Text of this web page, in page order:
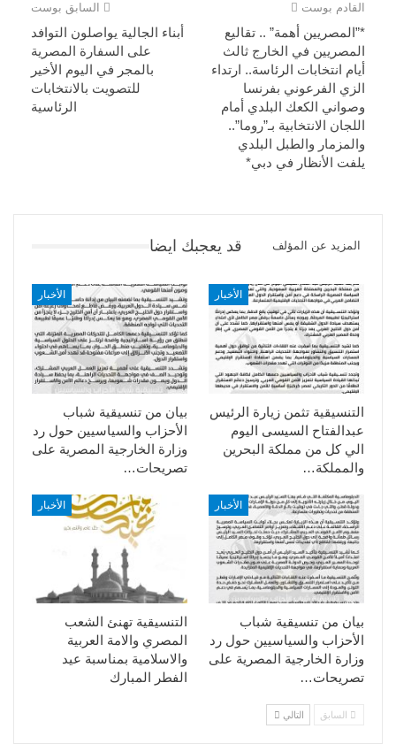
السابق بوست
أبناء الجالية يواصلون التوافد
على السفارة المصرية
بالمجر في اليوم الأخير
للتصويت بالانتخابات
الرئاسية
القادم بوست
*”المصريين أهمة” .. تقاليع
المصريين في الخارج ثالث
أيام انتخابات الرئاسة.. ارتداء
الزي الفرعوني بفرنسا
وصواني الكعك البلدي أمام
اللجان الانتخابية بـ”روما”..
والمزمار والطبل البلدي
يلفت الأنظار في دبي*
قد يعجبك ايضا المزيد عن المؤلف
الأخبار
بيان من تنسيقية شباب
الأحزاب والسياسيين حول رد
وزارة الخارجية المصرية على
تصريحات…
الأخبار
التنسيقية تثمن زيارة الرئيس
عبدالفتاح السيسى اليوم
الي كل من مملكة البحرين
والمملكة…
الأخبار
التنسيقية تهنئ الشعب
المصري والامة العربية
والاسلامية بمناسبة عيد
الفطر المبارك
الأخبار
بيان من تنسيقية شباب
الأحزاب والسياسيين حول رد
وزارة الخارجية المصرية على
تصريحات…
السابق التالي